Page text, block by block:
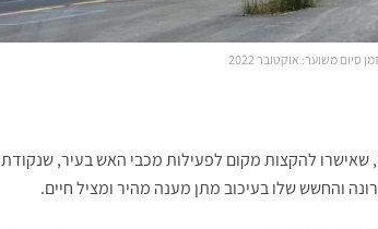
משוער: אוקטובר 2022
שאישרו להקצות מקום לפעילות מכבי האש בעיר, שנקודת
והחשש שלו בעיכוב מתן מענה מהיר ומציל חיים.